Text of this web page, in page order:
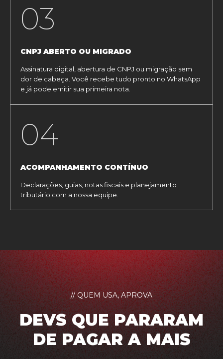
03
CNPJ ABERTO OU MIGRADO
Assinatura digital, abertura de CNPJ ou migração sem
dor de cabeça. Você recebe tudo pronto no WhatsApp
e já pode emitir sua primeira nota.
04
ACOMPANHAMENTO CONTÍNUO
Declarações, guias, notas fiscais e planejamento
tributário com a nossa equipe.
// QUEM USA, APROVA
DEVS QUE PARARAM
DE PAGAR A MAIS